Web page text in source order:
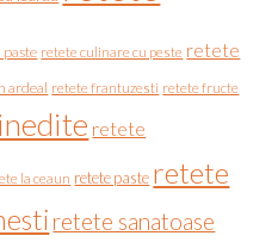
paste retete culinare cu peste retete
ardeal retete frantuzesti retete fructe
retete
la ceaun retete paste retete
retete sanatoase